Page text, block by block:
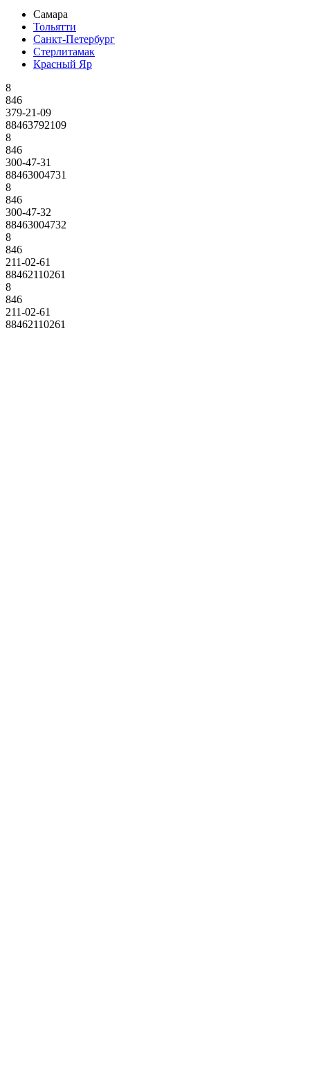
Самара
Тольятти
Санкт-Петербург
Стерлитамак
Красный Яр
8
846
379-21-09
88463792109
8
846
300-47-31
88463004731
8
846
300-47-32
88463004732
8
846
211-02-61
88462110261
8
846
211-02-61
88462110261